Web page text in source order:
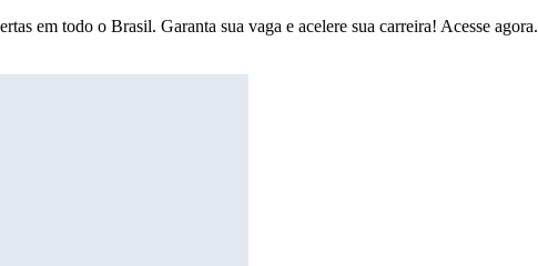
em todo o Brasil. Garanta sua vaga e acelere sua carreira! Acesse agora.